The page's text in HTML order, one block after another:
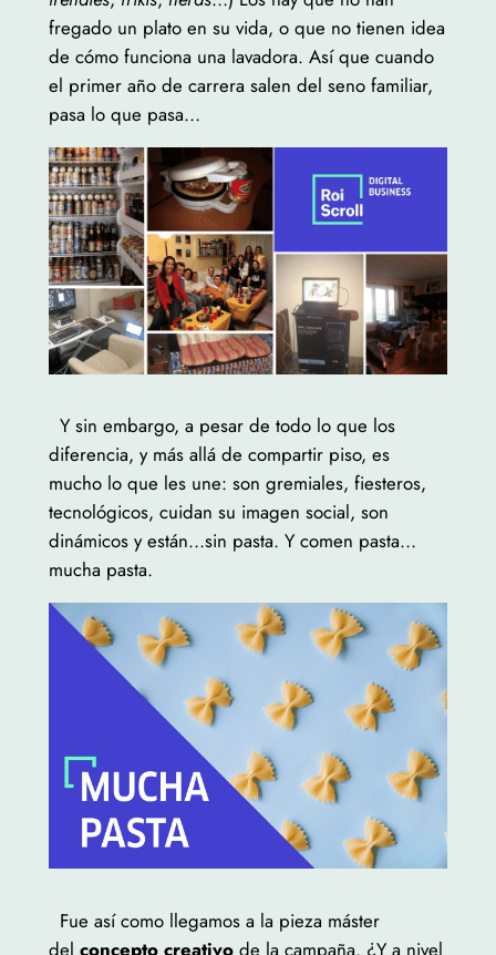
fregado un plato en su vida, o que no tienen idea
de cómo funciona una lavadora. Así que cuando
el primer año de carrera salen del seno familiar,
pasa lo que pasa…
Y sin embargo, a pesar de todo lo que los
diferencia, y más allá de compartir piso, es
mucho lo que les une: son gremiales, fiesteros,
tecnológicos, cuidan su imagen social, son
dinámicos y están…sin pasta. Y comen pasta…
mucha pasta.
Fue así como llegamos a la pieza máster
del concepto creativode la campaña. ¿Y a nivel